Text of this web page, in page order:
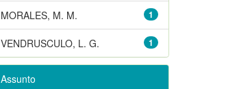
1
MORALES, M. M.
1
VENDRUSCULO, L. G.
Assunto